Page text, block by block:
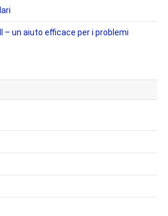
– un aiuto efficace per i problemi